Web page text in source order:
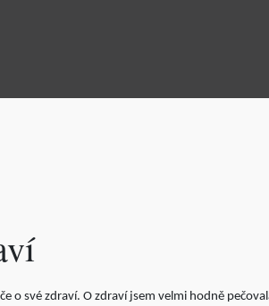
o své zdraví. O zdraví jsem velmi hodně